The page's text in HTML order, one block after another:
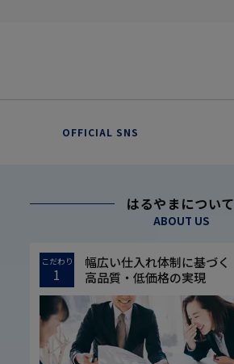
OFFICIAL SNS
はるやまについて
ABOUT US
こだわり
1
幅広い仕入れ体制に基づく
高品質・低価格の実現